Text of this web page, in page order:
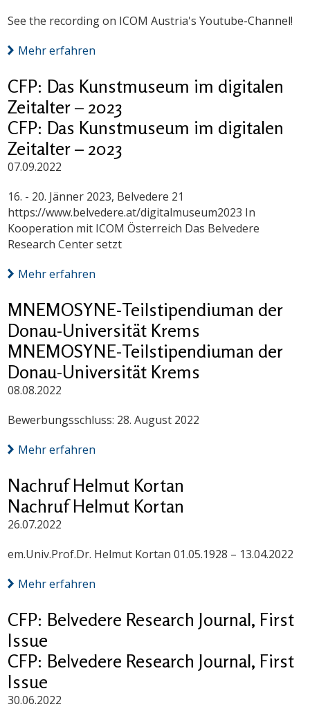
See the recording on ICOM Austria's Youtube-Channel!
Mehr erfahren
CFP: Das Kunstmuseum im digitalen
Zeitalter – 2023
CFP: Das Kunstmuseum im digitalen
Zeitalter – 2023
07.09.2022
16. - 20. Jänner 2023, Belvedere 21
https://www.belvedere.at/digitalmuseum2023 In
Kooperation mit ICOM Österreich Das Belvedere
Research Center setzt
Mehr erfahren
MNEMOSYNE-Teilstipendiuman der
Donau-Universität Krems
MNEMOSYNE-Teilstipendiuman der
Donau-Universität Krems
08.08.2022
Bewerbungsschluss: 28. August 2022
Mehr erfahren
Nachruf Helmut Kortan
Nachruf Helmut Kortan
26.07.2022
em.Univ.Prof.Dr. Helmut Kortan 01.05.1928 – 13.04.2022
Mehr erfahren
CFP: Belvedere Research Journal, First
Issue
CFP: Belvedere Research Journal, First
Issue
30.06.2022